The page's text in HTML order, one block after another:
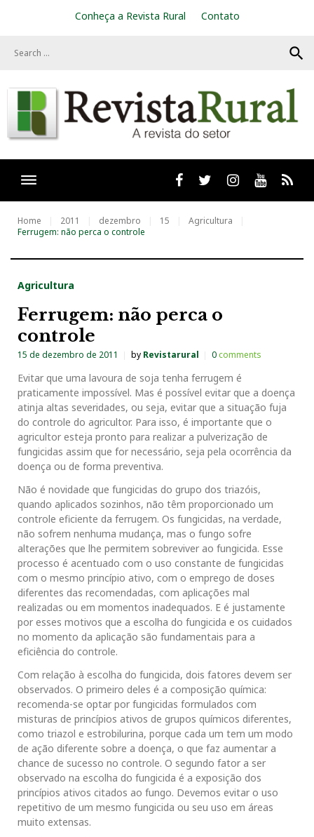
Conheça a Revista Rural Contato
search
Facebooktwitter Instagram
Youtube
Home 2011 dezembro 15
Agricultura
Ferrugem: não perca o controle
Agricultura
Ferrugem: não perca o
controle
15 de dezembro de 2011 by Revistarural 0comments
Evitar que uma lavoura de soja tenha ferrugem é
praticamente impossível. Mas é possível evitar que a doença
atinja altas severidades, ou seja, evitar que a situação fuja
do controle do agricultor. Para isso, é importante que o
agricultor esteja pronto para realizar a pulverização de
fungicidas assim que for necessário, seja pela ocorrência da
doença ou de forma preventiva.
Não é novidade que fungicidas do grupo dos triazóis,
quando aplicados sozinhos, não têm proporcionado um
controle eficiente da ferrugem. Os fungicidas, na verdade,
não sofrem nenhuma mudança, mas o fungo sofre
alterações que lhe permitem sobreviver ao fungicida. Esse
processo é acentuado com o uso constante de fungicidas
com o mesmo princípio ativo, com o emprego de doses
diferentes das recomendadas, com aplicações mal
realizadas ou em momentos inadequados. E é justamente
por esses motivos que a escolha do fungicida e os cuidados
no momento da aplicação são fundamentais para a
eficiência do controle.
Com relação à escolha do fungicida, dois fatores devem ser
observados. O primeiro deles é a composição química:
recomenda-se optar por fungicidas formulados com
misturas de princípios ativos de grupos químicos diferentes,
como triazol e estrobilurina, porque cada um tem um modo
de ação diferente sobre a doença, o que faz aumentar a
chance de sucesso no controle. O segundo fator a ser
observado na escolha do fungicida é a exposição dos
princípios ativos citados ao fungo. Devemos evitar o uso
repetitivo de um mesmo fungicida ou seu uso em áreas
muito extensas.